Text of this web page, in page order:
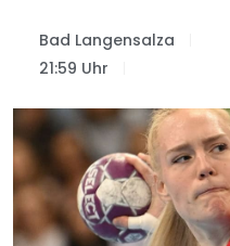
Bad Langensalza
21:59 Uhr